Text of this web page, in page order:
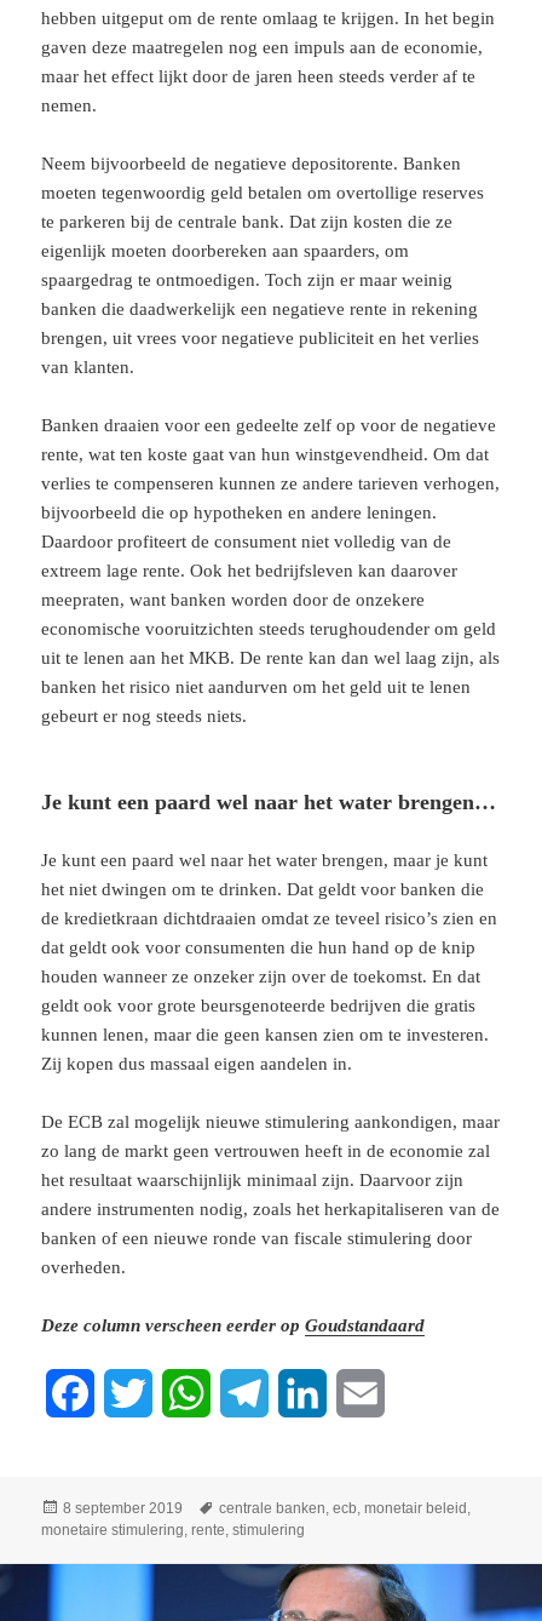
hebben uitgeput om de rente omlaag te krijgen. In het begin
gaven deze maatregelen nog een impuls aan de economie,
maar het effect lijkt door de jaren heen steeds verder af te
nemen.
Neem bijvoorbeeld de negatieve depositorente. Banken
moeten tegenwoordig geld betalen om overtollige reserves
te parkeren bij de centrale bank. Dat zijn kosten die ze
eigenlijk moeten doorbereken aan spaarders, om
spaargedrag te ontmoedigen. Toch zijn er maar weinig
banken die daadwerkelijk een negatieve rente in rekening
brengen, uit vrees voor negatieve publiciteit en het verlies
van klanten.
Banken draaien voor een gedeelte zelf op voor de negatieve
rente, wat ten koste gaat van hun winstgevendheid. Om dat
verlies te compenseren kunnen ze andere tarieven verhogen,
bijvoorbeeld die op hypotheken en andere leningen.
Daardoor profiteert de consument niet volledig van de
extreem lage rente. Ook het bedrijfsleven kan daarover
meepraten, want banken worden door de onzekere
economische vooruitzichten steeds terughoudender om geld
uit te lenen aan het MKB. De rente kan dan wel laag zijn, als
banken het risico niet aandurven om het geld uit te lenen
gebeurt er nog steeds niets.
Je kunt een paard wel naar het water brengen…
Je kunt een paard wel naar het water brengen, maar je kunt
het niet dwingen om te drinken. Dat geldt voor banken die
de kredietkraan dichtdraaien omdat ze teveel risico’s zien en
dat geldt ook voor consumenten die hun hand op de knip
houden wanneer ze onzeker zijn over de toekomst. En dat
geldt ook voor grote beursgenoteerde bedrijven die gratis
kunnen lenen, maar die geen kansen zien om te investeren.
Zij kopen dus massaal eigen aandelen in.
De ECB zal mogelijk nieuwe stimulering aankondigen, maar
zo lang de markt geen vertrouwen heeft in de economie zal
het resultaat waarschijnlijk minimaal zijn. Daarvoor zijn
andere instrumenten nodig, zoals het herkapitaliseren van de
banken of een nieuwe ronde van fiscale stimulering door
overheden.
Deze column verscheen eerder opGoudstandaard
e t
W
t e
g l
Geplaatst
op
8 september 2019 Tags
centrale banken,ecb,monetair beleid ,
monetaire stimulering,rente,stimulering